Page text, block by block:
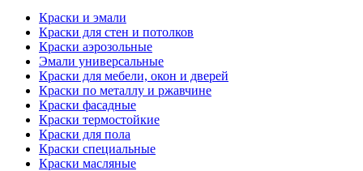
Краски и эмали
Краски для стен и потолков
Краски аэрозольные
Эмали универсальные
Краски для мебели, окон и дверей
Краски по металлу и ржавчине
Краски фасадные
Краски термостойкие
Краски для пола
Краски специальные
Краски масляные